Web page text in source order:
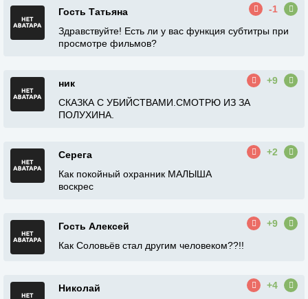
Гость Татьяна
-1
Здравствуйте! Есть ли у вас функция субтитры при
просмотре фильмов?
ник
+9
СКАЗКА С УБИЙСТВАМИ.СМОТРЮ ИЗ ЗА
ПОЛУХИНА.
Серега
+2
Как покойный охранник МАЛЫША
воскрес
Гость Алексей
+9
Как Соловьёв стал другим человеком??!!
Николай +4